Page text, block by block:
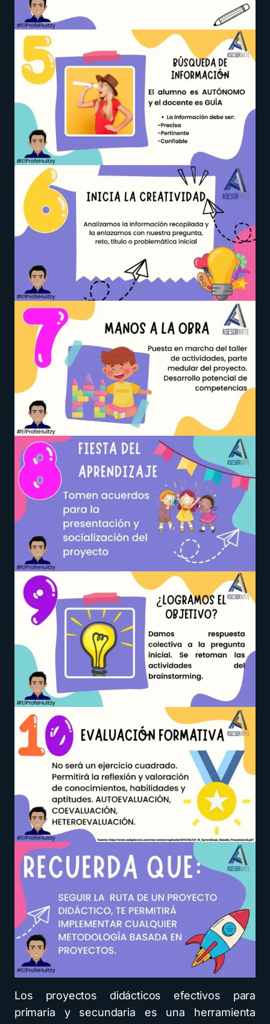
Los proyectos didácticos efectivos para
primaria y secundaria es una herramienta